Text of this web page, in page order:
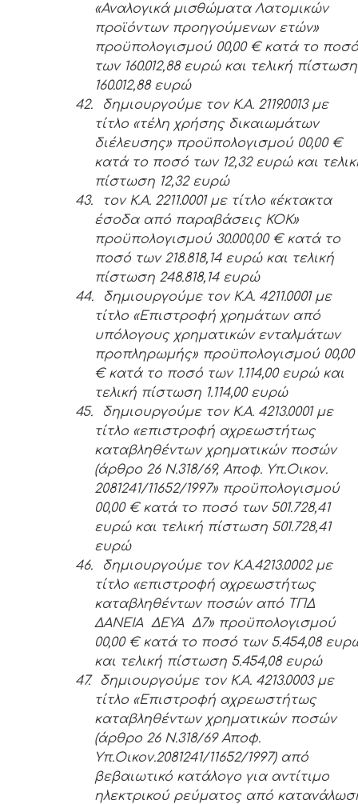
«Αναλογικά μισθώματα Λατομικών
προϊόντων προηγούμενων ετών»
προϋπολογισμού 00,00 € κατά το ποσό
των 160.012,88 ευρώ και τελική πίστωση
160.012,88 ευρώ
42.
δημιουργούμε τον Κ.Α. 2119.0013 με
τίτλο «τέλη χρήσης δικαιωμάτων
διέλευσης» προϋπολογισμού 00,00 €
κατά το ποσό των 12,32 ευρώ και
πίστωση 12,32 ευρώ
43.
τον Κ.Α. 2211.0001 με τίτλο «έκτακτα
έσοδα από παραβάσεις ΚΟΚ»
προϋπολογισμού 30.000,00 € κατά το
ποσό των 218.818,14 ευρώ και τελική
πίστωση 248.818,14 ευρώ
44.
δημιουργούμε τον Κ.Α. 4211.0001 με
τίτλο «Επιστροφή χρημάτων από
υπόλογους χρηματικών ενταλμάτων
προπληρωμής» προϋπολογισμού 00,00
€ κατά το ποσό των 1.114,00 ευρώ και
τελική πίστωση 1.114,00 ευρώ
45.
δημιουργούμε τον Κ.Α. 4213.0001 με
τίτλο «επιστροφή αχρεωστήτως
καταβληθέντων χρηματικών ποσών
(άρθρο 26 Ν.318/69, Αποφ. Υπ.Οικον.
2081241/11652/1997» προϋπολογισμού
00,00 € κατά το ποσό των 501.728,41
ευρώ και τελική πίστωση 501.728,41
ευρώ
46.
δημιουργούμε τον Κ.Α.4213.0002 με
τίτλο «επιστροφή αχρεωστήτως
καταβληθέντων ποσών από ΤΠΔ
ΔΑΝΕΙΑ ΔΕΥΑ Δ7» προϋπολογισμού
00,00 € κατά το ποσό των 5.454,08
και τελική πίστωση 5.454,08 ευρώ
47.
δημιουργούμε τον Κ.Α. 4213.0003 με
τίτλο «Επιστροφή αχρεωστήτως
καταβληθέντων χρηματικών ποσών
(άρθρο 26 Ν.318/69 Αποφ.
Υπ.Οικον.2081241/11652/1997) από
βεβαιωτικό κατάλογο για αντίτιμο
ηλεκτρικού ρεύματος από